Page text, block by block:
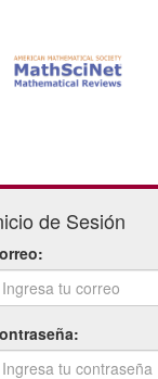
de Sesión